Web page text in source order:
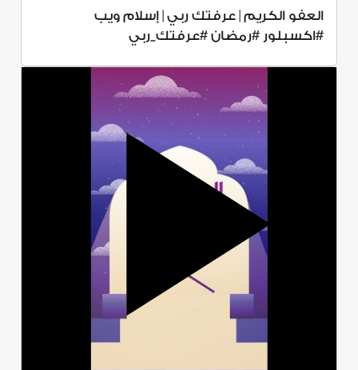
العفو الكريم | عرفتك ربي | إسلام ويب
#اكسبلور #رمضان #عرفتك_ربي